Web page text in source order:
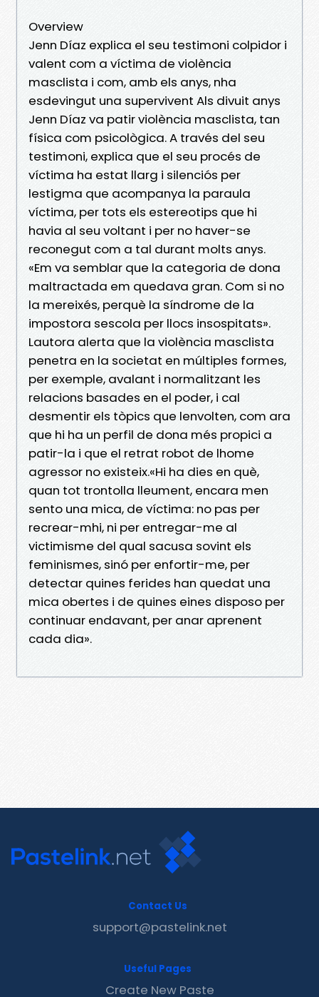
Overview
Jenn Díaz explica el seu testimoni colpidor i
valent com a víctima de violència
masclista i com, amb els anys, nha
esdevingut una supervivent Als divuit anys
Jenn Díaz va patir violència masclista, tan
física com psicològica. A través del seu
testimoni, explica que el seu procés de
víctima ha estat llarg i silenciós per
lestigma que acompanya la paraula
víctima, per tots els estereotips que hi
havia al seu voltant i per no haver-se
reconegut com a tal durant molts anys.
«Em va semblar que la categoria de dona
maltractada em quedava gran. Com si no
la mereixés, perquè la síndrome de la
impostora sescola per llocs insospitats».
Lautora alerta que la violència masclista
penetra en la societat en múltiples formes,
per exemple, avalant i normalitzant les
relacions basades en el poder, i cal
desmentir els tòpics que lenvolten, com ara
que hi ha un perfil de dona més propici a
patir-la i que el retrat robot de lhome
agressor no existeix.«Hi ha dies en què,
quan tot trontolla lleument, encara men
sento una mica, de víctima: no pas per
recrear-mhi, ni per entregar-me al
victimisme del qual sacusa sovint els
feminismes, sinó per enfortir-me, per
detectar quines ferides han quedat una
mica obertes i de quines eines disposo per
continuar endavant, per anar aprenent
cada dia».
Contact Us
support@pastelink.net
Useful Pages
Create New Paste